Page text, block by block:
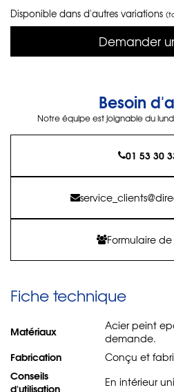
Disponible dans d'autres variations
Demander
Besoin
Notre équipe est joignable du
01 53 30
Formulaire
Fiche technique
Matériaux
Acier peint
demande.
Fabrication Conçu et
Conseils
d'utilisation
En intérieur